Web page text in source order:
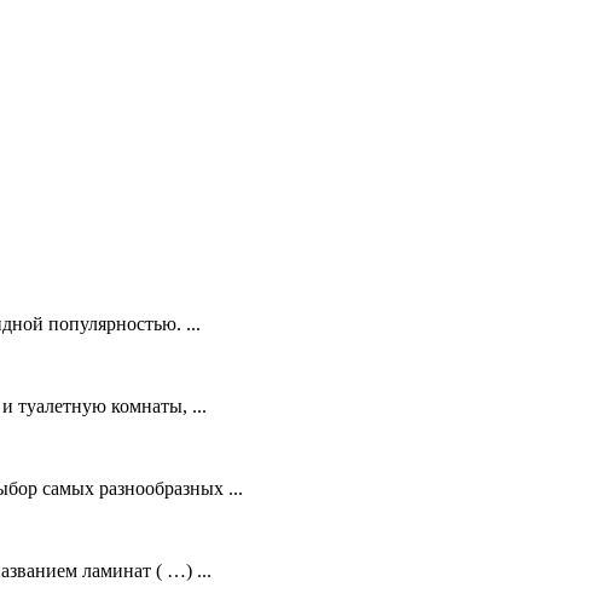
популярностью. ...
туалетную комнаты, ...
самых разнообразных ...
ламинат ( …) ...